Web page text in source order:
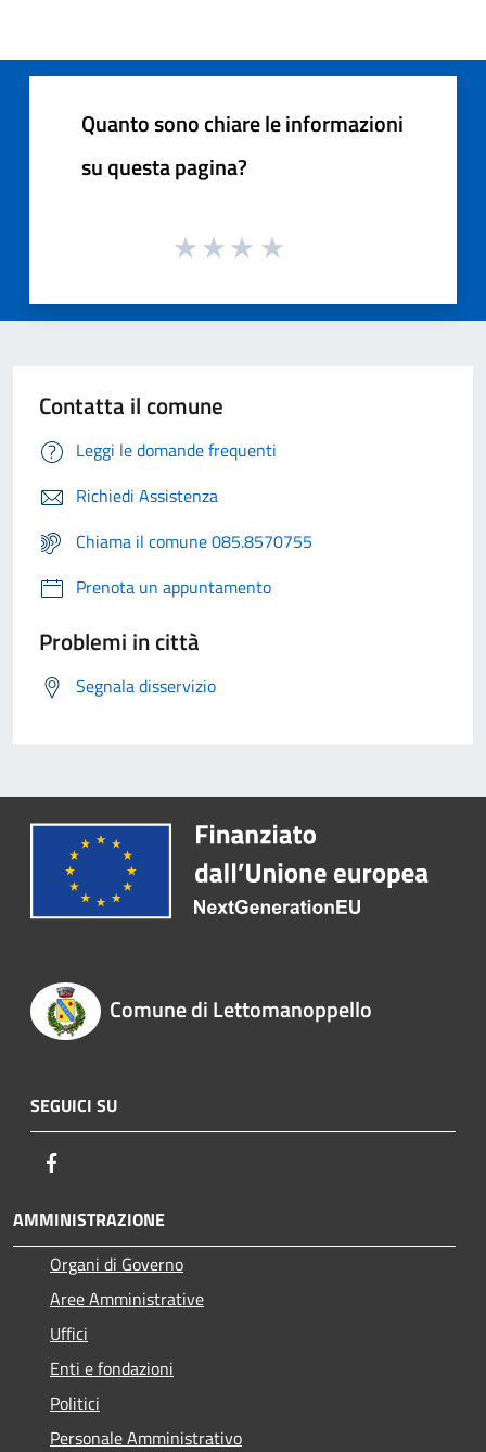
Quanto sono chiare le informazioni
su questa pagina?
Contatta il comune
Leggi le domande frequenti
Richiedi Assistenza
Chiama il comune 085.8570755
Prenota un appuntamento
Problemi in città
Segnala disservizio
Comune di Lettomanoppello
SEGUICI SU
AMMINISTRAZIONE
Organi di Governo
Aree Amministrative
Uffici
Enti e fondazioni
Politici
Personale Amministrativo